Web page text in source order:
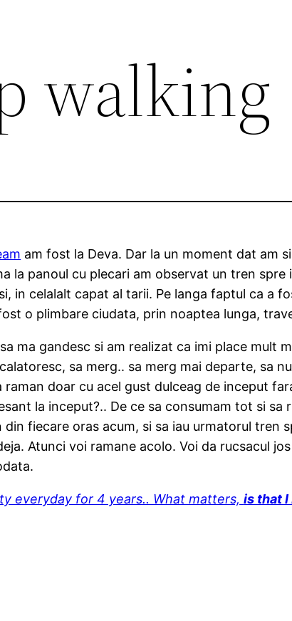
walking
am fost la Deva. Dar la un moment dat am
la panoul cu plecari am observat un tren
in celalalt capat al tarii. Pe langa faptul ca a
o plimbare ciudata, prin noaptea lunga,
ma gandesc si am realizat ca imi place mult
sa merg.. sa merg mai departe, sa
raman doar cu acel gust dulceag de inceput
la inceput?.. De ce sa consumam tot si
din fiecare oras acum, si sa iau urmatorul tren
Atunci voi ramane acolo. Voi da rucsacul
everyday for 4 years.. What matters,is that